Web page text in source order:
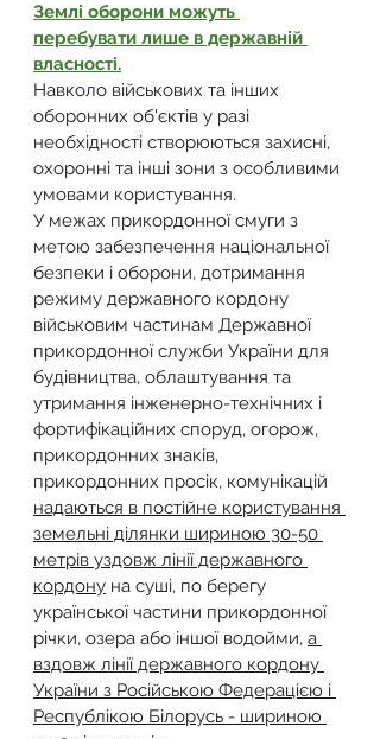
Землі оборони можуть
перебувати лише в державній
власності.
Навколо військових та інших
оборонних об'єктів у разі
необхідності створюються захисні,
охоронні та інші зони з особливими
умовами користування.
У межах прикордонної смуги з
метою забезпечення національної
безпеки і оборони, дотримання
режиму державного кордону
військовим частинам Державної
прикордонної служби України для
будівництва, облаштування та
утримання інженерно-технічних і
фортифікаційних споруд, огорож,
прикордонних знаків,
прикордонних просік, комунікацій
надаються в постійне користування
земельні ділянки шириною 30-50
метрів уздовж лінії державного
кордону на суші, по берегу
української частини прикордонної
річки, озера або іншої водойми, а
вздовж лінії державного кордону
України з Російською Федерацією і
Республікою Білорусь - шириною